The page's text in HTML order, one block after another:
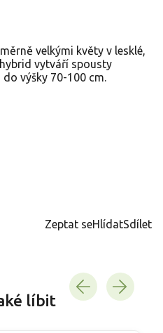
velkými květy v lesklé,
vytváří spousty
výšky 70-100 cm.
Zeptat seHlídatSdílet
líbit